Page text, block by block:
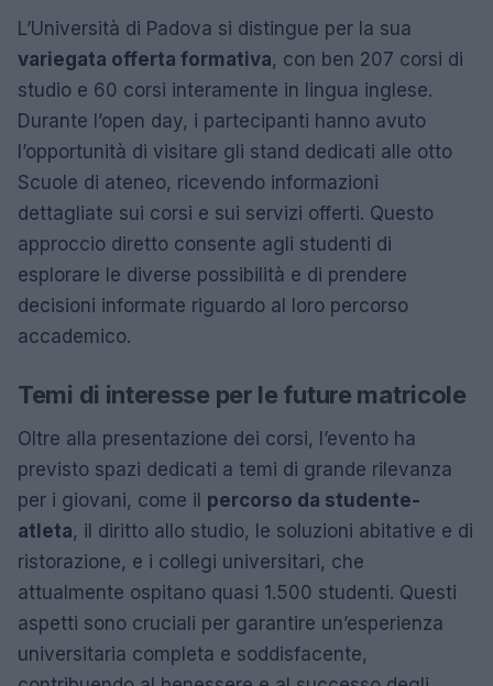
L’Università di Padova si distingue per la sua
variegata offerta formativa, con ben 207 corsi di
studio e 60 corsi interamente in lingua inglese.
Durante l’open day, i partecipanti hanno avuto
l’opportunità di visitare gli stand dedicati alle otto
Scuole di ateneo, ricevendo informazioni
dettagliate sui corsi e sui servizi offerti. Questo
approccio diretto consente agli studenti di
esplorare le diverse possibilità e di prendere
decisioni informate riguardo al loro percorso
accademico.
Temi di interesse per le future matricole
Oltre alla presentazione dei corsi, l’evento ha
previsto spazi dedicati a temi di grande rilevanza
per i giovani, come il percorso da studente-
atleta, il diritto allo studio, le soluzioni abitative e di
ristorazione, e i collegi universitari, che
attualmente ospitano quasi 1.500 studenti. Questi
aspetti sono cruciali per garantire un’esperienza
universitaria completa e soddisfacente,